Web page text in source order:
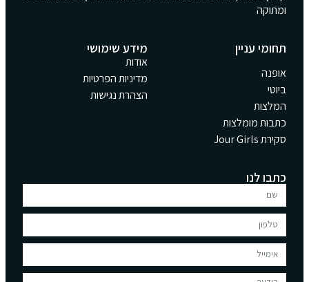
מידע שימושי
מדיניות הפרטיות
הצהרת נגישות